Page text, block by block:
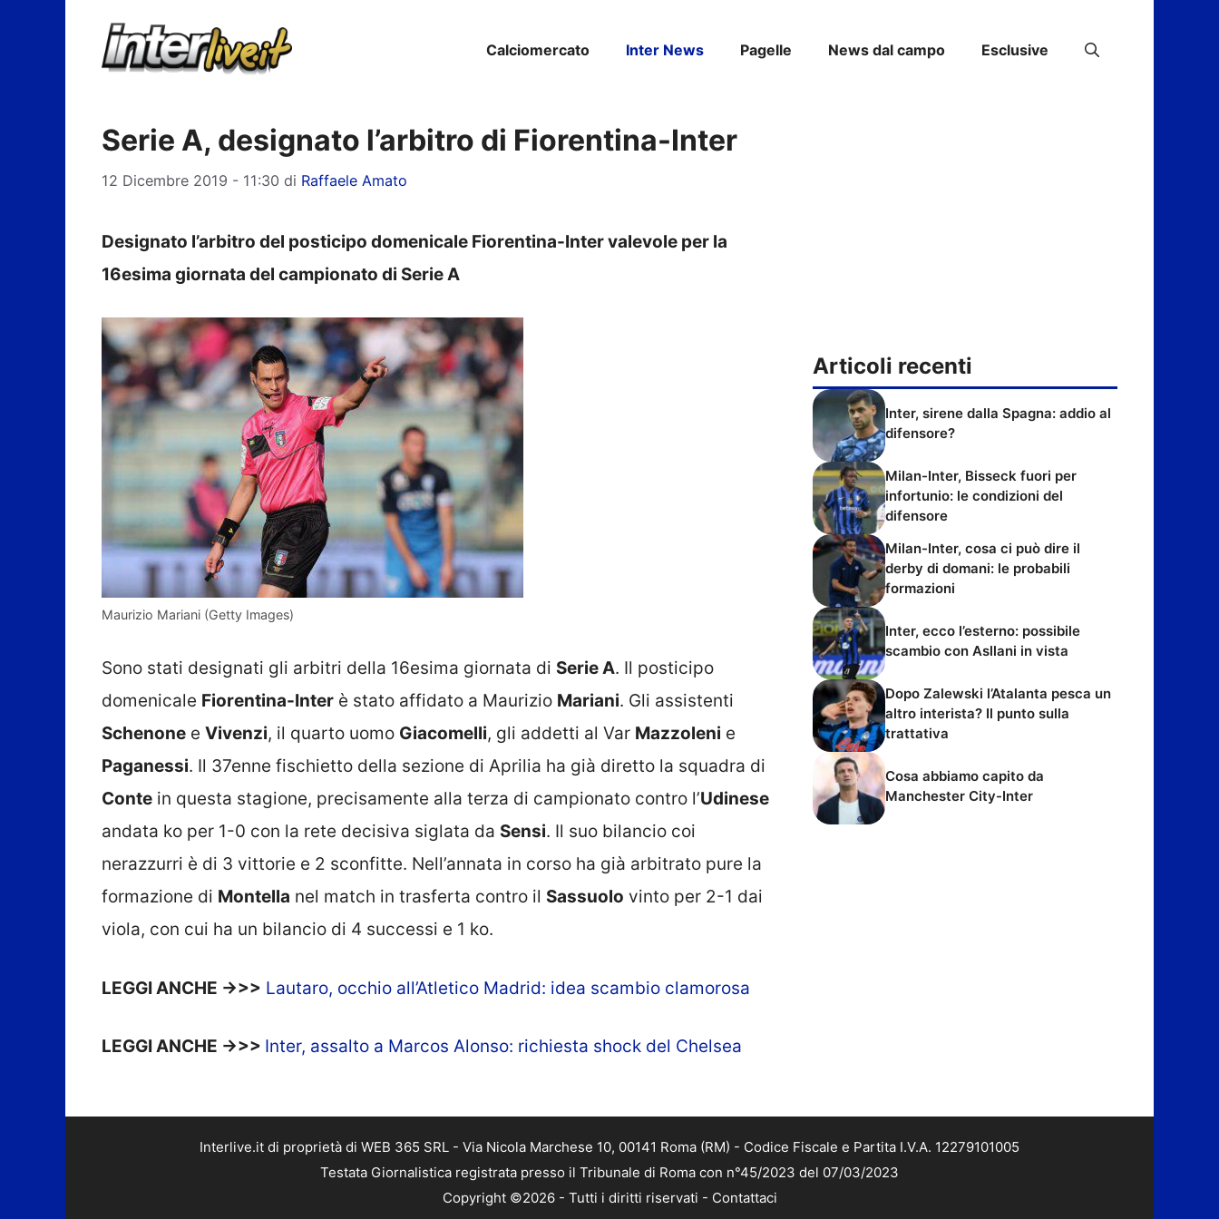
Calciomercato Inter News Pagelle News dal campo Esclusive
Serie A, designato l’arbitro di Fiorentina-Inter
12 Dicembre 2019 - 11:30 di Raffaele Amato
Designato l’arbitro del posticipo domenicale Fiorentina-Inter valevole per la
16esima giornata del campionato di Serie A
Maurizio Mariani (Getty Images)
Sono stati designati gli arbitri della 16esima giornata di Serie A. Il posticipo
domenicale Fiorentina-Inter è stato affidato a Maurizio Mariani. Gli assistenti
Schenone e Vivenzi, il quarto uomo Giacomelli, gli addetti al Var Mazzoleni e
Paganessi. Il 37enne fischietto della sezione di Aprilia ha già diretto la squadra di
Conte in questa stagione, precisamente alla terza di campionato contro l’Udinese
andata ko per 1-0 con la rete decisiva siglata da Sensi. Il suo bilancio coi
nerazzurri è di 3 vittorie e 2 sconfitte. Nell’annata in corso ha già arbitrato pure la
formazione di Montella nel match in trasferta contro il Sassuolo vinto per 2-1 dai
viola, con cui ha un bilancio di 4 successi e 1 ko.
LEGGI ANCHE ->>> Lautaro, occhio all’Atletico Madrid: idea scambio clamorosa
LEGGI ANCHE ->>> Inter, assalto a Marcos Alonso: richiesta shock del Chelsea
Articoli recenti
Inter, sirene dalla Spagna: addio al
difensore?
Milan-Inter, Bisseck fuori per
infortunio: le condizioni del
difensore
Milan-Inter, cosa ci può dire il
derby di domani: le probabili
formazioni
Inter, ecco l’esterno: possibile
scambio con Asllani in vista
Dopo Zalewski l’Atalanta pesca un
altro interista? Il punto sulla
trattativa
Cosa abbiamo capito da
Manchester City-Inter
Interlive.it di proprietà di WEB 365 SRL - Via Nicola Marchese 10, 00141 Roma (RM) - Codice Fiscale e Partita I.V.A. 12279101005
Testata Giornalistica registrata presso il Tribunale di Roma con n°45/2023 del 07/03/2023
Copyright ©2026 - Tutti i diritti riservati - Contattaci